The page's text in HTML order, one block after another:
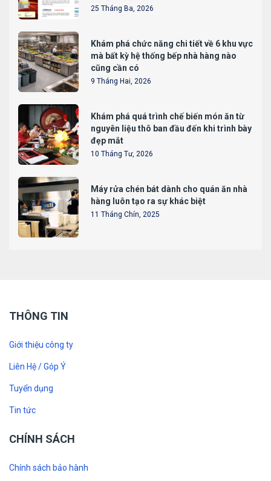
25 Tháng Ba, 2026
Khám phá chức năng chi tiết về 6 khu vực
mà bất kỳ hệ thống bếp nhà hàng nào
cũng cần có
9 Tháng Hai, 2026
Khám phá quá trình chế biến món ăn từ
nguyên liệu thô ban đầu đến khi trình bày
đẹp mắt
10 Tháng Tư, 2026
Máy rửa chén bát dành cho quán ăn nhà
hàng luôn tạo ra sự khác biệt
11 Tháng Chín, 2025
THÔNG TIN
Giới thiệu công ty
Liên Hệ / Góp Ý
Tuyển dụng
Tin tức
CHÍNH SÁCH
Chính sách bảo hành